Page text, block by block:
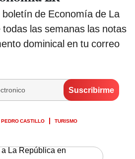
boletín de Economía de La
las semanas las notas
dominical en tu correo
PEDRO CASTILLO
TURISMO
a La República en